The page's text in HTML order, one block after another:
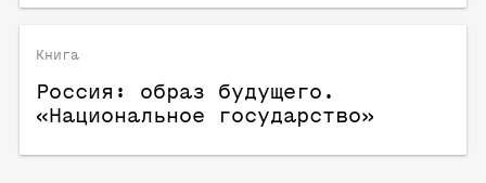
Книга
Россия: образ будущего.
«Национальное государство»